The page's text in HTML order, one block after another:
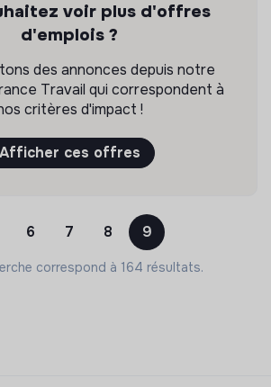
voir plus d'offres
d'emplois ?
des annonces depuis notre
Travail qui correspondent à
critères d'impact !
Afficher ces offres
6 7 8 9
correspond à 164 résultats.